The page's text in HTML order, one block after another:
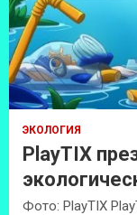
ЭКОЛОГИЯ
PlayTIX
Фото: PlayTIX